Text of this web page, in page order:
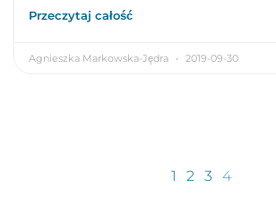
Przeczytaj całość
Agnieszka Markowska-Jędra 2019-09-30
1 2 3 4